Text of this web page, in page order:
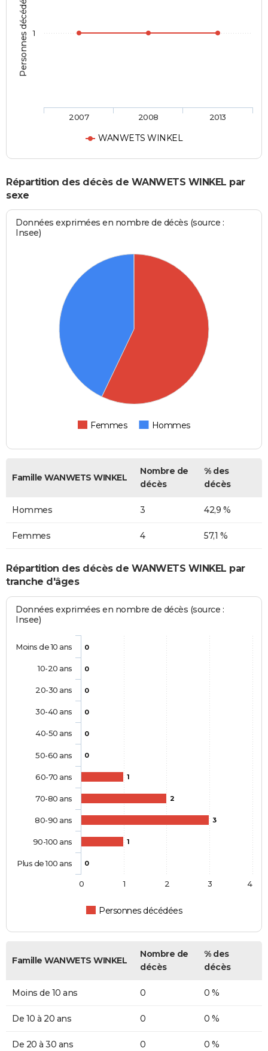
Personnes décédées
WANWETS WINKEL
2007 2008 2013
1
Répartition des décès de WANWETS WINKEL par
sexe
Données exprimées en nombre de décès (source :
Insee)
Femmes Hommes
Famille WANWETS WINKEL
Nombre de
décès
% des
décès
Hommes 3 42,9 %
Femmes 4 57,1 %
Répartition des décès de WANWETS WINKEL par
tranche d'âges
Données exprimées en nombre de décès (source :
Insee)
0
0
0
0
0
0
1
2
3
1
0
Personnes décédées
Moins de 10 ans
10-20 ans
20-30 ans
30-40 ans
40-50 ans
50-60 ans
60-70 ans
70-80 ans
80-90 ans
90-100 ans
Plus de 100 ans
0 1 2 3 4
Famille WANWETS WINKEL
Nombre de
décès
% des
décès
Moins de 10 ans 0 0 %
De 10 à 20 ans 0 0 %
De 20 à 30 ans 0 0 %